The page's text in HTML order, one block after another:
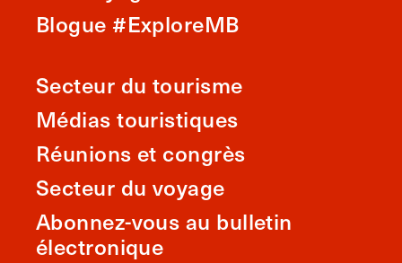
Blogue #ExploreMB
Secteur du tourisme
Médias touristiques
Réunions et congrès
Secteur du voyage
Abonnez-vous au bulletin
électronique